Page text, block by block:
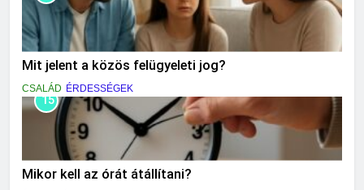
Mit jelent a közös felügyeleti jog?
CSALÁD ÉRDESSÉGEK
15
Mikor kell az órát átállítani?